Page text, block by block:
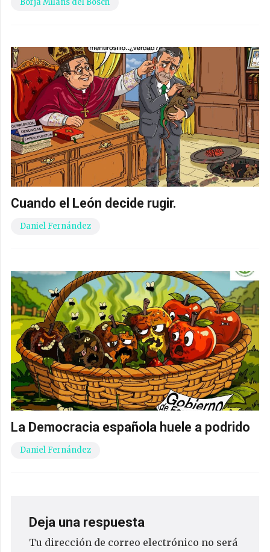
Cuando el León decide rugir.
Daniel Fernández
La Democracia española huele a podrido
Daniel Fernández
Deja una respuesta
Tu dirección de correo electrónico no será